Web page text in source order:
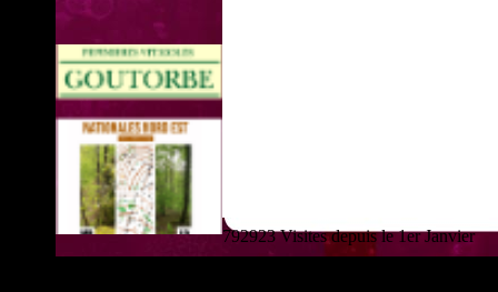
792923 Visites depuis le 1er Janvier